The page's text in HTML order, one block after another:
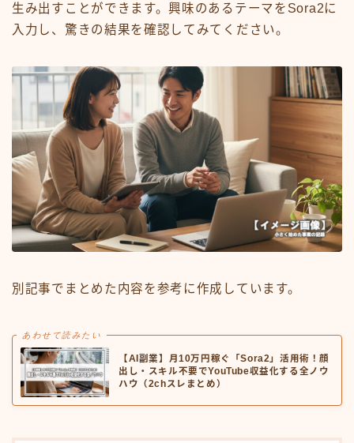
生み出すことができます。興味のあるテーマをSora2に
入力し、驚きの結果を確認してみてください。
別記事でまとめた内容を参考に作成しています。
あわせて読みたい
【AI副業】月10万円稼ぐ「Sora2」活用術！顔
出し・スキル不要でYouTube収益化する全ノウ
ハウ（2chスレまとめ）